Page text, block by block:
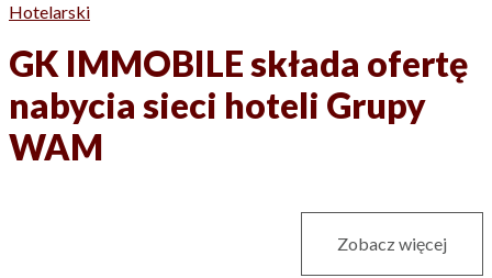
Hotelarski
GK IMMOBILE składa ofertę
nabycia sieci hoteli Grupy
WAM
Zobacz więcej